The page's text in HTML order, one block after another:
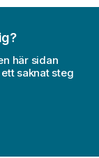
här sidan
saknat steg